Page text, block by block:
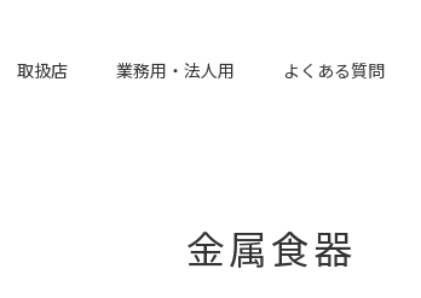
取扱店 業務用・法人用 よくある質問
金属食器